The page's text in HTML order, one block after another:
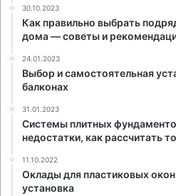
30.10.2023
Как правильно выбрать
дома — советы и
24.01.2023
Выбор и самостоятельная
балконах
31.01.2023
Системы плитных
недостатки, как рассчитать
11.10.2022
Оклады для пластиковых
установка